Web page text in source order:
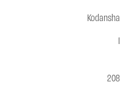
Kodansha
1
208